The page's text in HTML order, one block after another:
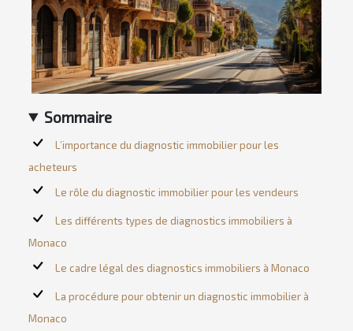
Sommaire
L’importance du diagnostic immobilier pour les
acheteurs
Le rôle du diagnostic immobilier pour les vendeurs
Les différents types de diagnostics immobiliers à
Monaco
Le cadre légal des diagnostics immobiliers à Monaco
La procédure pour obtenir un diagnostic immobilier à
Monaco